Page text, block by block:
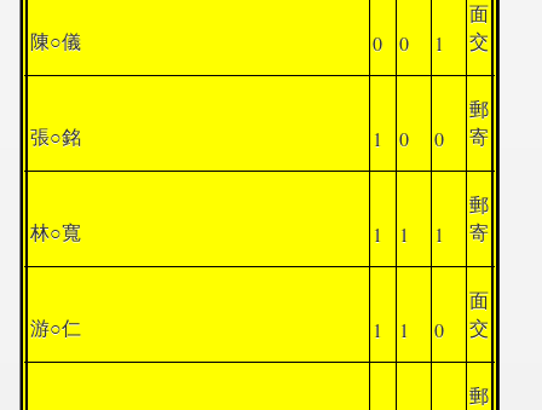
陳○儀 0 0 1
面
交
張○銘 1 0 0
郵
寄
林○寬 1 1 1
郵
寄
游○仁 1 1 0
面
交
郵